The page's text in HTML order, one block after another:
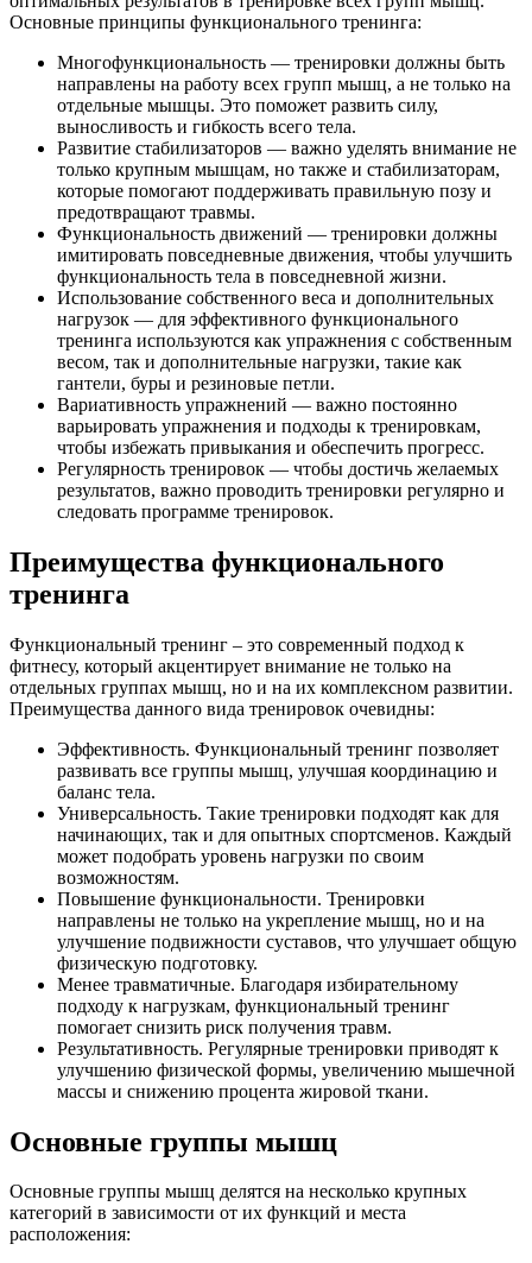
Основные принципы функционального тренинга:
Многофункциональность — тренировки должны быть
направлены на работу всех групп мышц, а не только на
отдельные мышцы. Это поможет развить силу,
выносливость и гибкость всего тела.
Развитие стабилизаторов — важно уделять внимание не
только крупным мышцам, но также и стабилизаторам,
которые помогают поддерживать правильную позу и
предотвращают травмы.
Функциональность движений — тренировки должны
имитировать повседневные движения, чтобы улучшить
функциональность тела в повседневной жизни.
Использование собственного веса и дополнительных
нагрузок — для эффективного функционального
тренинга используются как упражнения с собственным
весом, так и дополнительные нагрузки, такие как
гантели, буры и резиновые петли.
Вариативность упражнений — важно постоянно
варьировать упражнения и подходы к тренировкам,
чтобы избежать привыкания и обеспечить прогресс.
Регулярность тренировок — чтобы достичь желаемых
результатов, важно проводить тренировки регулярно и
следовать программе тренировок.
Преимущества функционального
тренинга
Функциональный тренинг – это современный подход к
фитнесу, который акцентирует внимание не только на
отдельных группах мышц, но и на их комплексном развитии.
Преимущества данного вида тренировок очевидны:
Эффективность. Функциональный тренинг позволяет
развивать все группы мышц, улучшая координацию и
баланс тела.
Универсальность. Такие тренировки подходят как для
начинающих, так и для опытных спортсменов. Каждый
может подобрать уровень нагрузки по своим
возможностям.
Повышение функциональности. Тренировки
направлены не только на укрепление мышц, но и на
улучшение подвижности суставов, что улучшает общую
физическую подготовку.
Менее травматичные. Благодаря избирательному
подходу к нагрузкам, функциональный тренинг
помогает снизить риск получения травм.
Результативность. Регулярные тренировки приводят к
улучшению физической формы, увеличению мышечной
массы и снижению процента жировой ткани.
Основные группы мышц
Основные группы мышц делятся на несколько крупных
категорий в зависимости от их функций и места
расположения: